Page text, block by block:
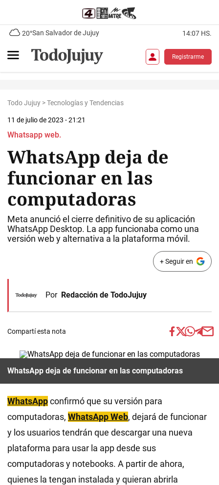
20°San Salvador de Jujuy 14:07 HS.
Registrarme
Todo Jujuy >Tecnologías y Tendencias
11 de julio de 2023 - 21:21
Whatsapp web.
WhatsApp deja de
funcionar en las
computadoras
Meta anunció el cierre definitivo de su aplicación
WhatsApp Desktop. La app funcionaba como una
versión web y alternativa a la plataforma móvil.
+ Seguir en
Por Redacción de TodoJujuy
Compartí esta nota
WhatsApp deja de funcionar en las computadoras
WhatsAppconfirmó que su versión para
computadoras, WhatsApp Web, dejará de funcionar
y los usuarios tendrán que descargar una nueva
plataforma para usar la app desde sus
computadoras y notebooks. A partir de ahora,
quienes la tengan instalada y quieran abrirla